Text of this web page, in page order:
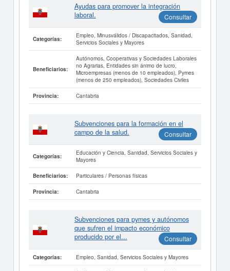
Ayudas para promover la integración
laboral.
Consultar
Categorías:
Empleo, Minusválidos / Discapacitados, Sanidad,
Servicios Sociales y Mayores
Beneficiarios:
Autónomos, Cooperativas y Sociedades Laborales
no Agrarias, Entidades sin ánimo de lucro,
Microempresas (menos de 10 empleados), Pymes
(menos de 250 empleados), Sociedades Civiles
Provincia: Cantabria
Subvenciones para la formación en el
campo de la salud.
Consultar
Categorías:
Educación y Ciencia, Sanidad, Servicios Sociales y
Mayores
Beneficiarios: Particulares / Personas físicas
Provincia: Cantabria
Subvenciones para pymes y autónomos
que sufren el impacto económico
producido por el...
Consultar
Categorías: Empleo, Sanidad, Servicios Sociales y Mayores